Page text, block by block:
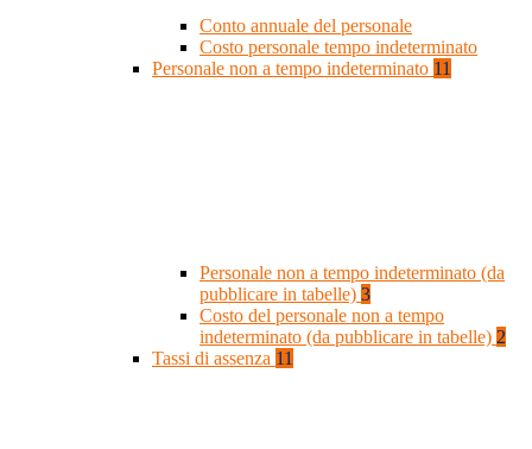
Conto annuale del personale
Costo personale tempo indeterminato
Personale non a tempo indeterminato 11
Personale non a tempo indeterminato (da
pubblicare in tabelle) 3
Costo del personale non a tempo
indeterminato (da pubblicare in tabelle) 2
Tassi di assenza 11